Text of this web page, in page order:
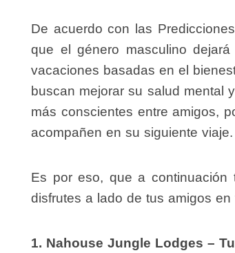
De acuerdo con las
que el género masculino
vacaciones basadas en el
buscan mejorar su salud mental
más conscientes entre amigos,
acompañen en su siguiente viaje.
Es por eso, que a continuación
disfrutes a lado de tus amigos
1. Nahouse Jungle Lodges –